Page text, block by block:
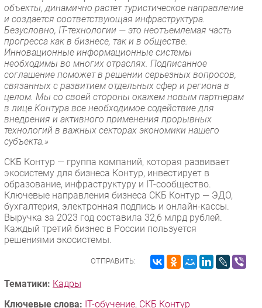
объекты, динамично растет туристическое направление
и создается соответствующая инфраструктура.
Безусловно, IT-технологии — это неотъемлемая часть
прогресса как в бизнесе, так и в обществе.
Инновационные информационные системы
необходимы во многих отраслях. Подписанное
соглашение поможет в решении серьезных вопросов,
связанных с развитием отдельных сфер и региона в
целом. Мы со своей стороны окажем новым партнерам
в лице Контура все необходимое содействие для
внедрения и активного применения прорывных
технологий в важных секторах экономики нашего
субъекта.»
СКБ Контур — группа компаний, которая развивает
экосистему для бизнеса Контур, инвестирует в
образование, инфраструктуру и IT-сообщество.
Ключевые направления бизнеса СКБ Контур — ЭДО,
бухгалтерия, электронная подпись и онлайн-кассы.
Выручка за 2023 год составила 32,6 млрд рублей.
Каждый третий бизнес в России пользуется
решениями экосистемы.
ОТПРАВИТЬ:
Тематики: Кадры
Ключевые слова: IT-обучение, СКБ Контур